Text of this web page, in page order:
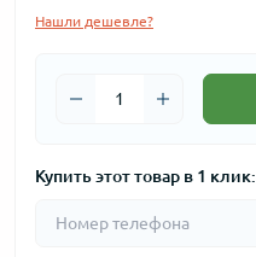
Нашли дешевле?
Купить этот товар в 1 клик: